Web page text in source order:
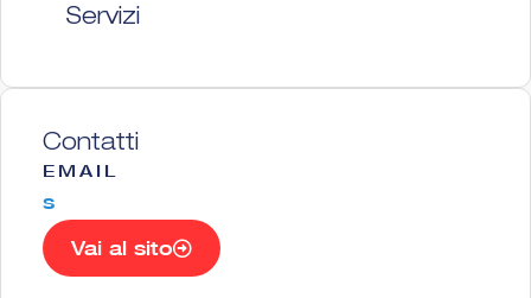
Servizi
Contatti
EMAIL
s
Vai al sito